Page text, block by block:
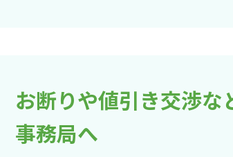
お断りや値引き交渉な
事務局へ